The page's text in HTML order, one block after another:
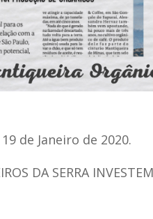
de Janeiro de 2020.
DA SERRA